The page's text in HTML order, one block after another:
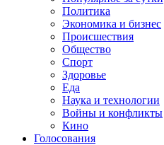
Политика
Экономика и бизнес
Происшествия
Общество
Спорт
Здоровье
Еда
Наука и технологии
Войны и конфликты
Кино
Голосования